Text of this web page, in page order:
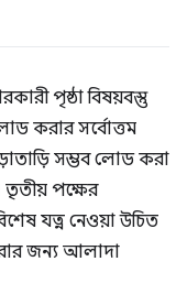
পৃষ্ঠা বিষয়বস্তু
করার সর্বোত্তম
সম্ভব লোড করা
পক্ষের
যত্ন নেওয়া উচিত
জন্য আলাদা